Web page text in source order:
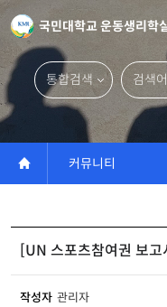
국민대학교 운동생리학
커뮤니티
[UN 스포츠참여권 보
작성자 관리자